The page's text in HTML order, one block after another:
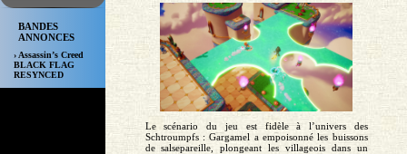
BANDES
ANNONCES
› Assassin’s Creed
BLACK FLAG
RESYNCED
Le scénario du jeu est fidèle à l’univers des
Schtroumpfs : Gargamel a empoisonné les buissons
de salsepareille, plongeant les villageois dans un